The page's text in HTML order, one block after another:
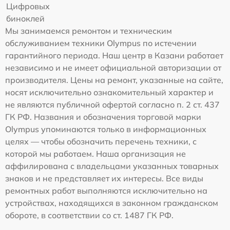
Цифровых
биноклей
Мы занимаемся ремонтом и техническим
обслуживанием техники Olympus по истечении
гарантийного периода. Наш центр в Казани работает
независимо и не имеет официальной авторизации от
производителя. Цены на ремонт, указанные на сайте,
носят исключительно ознакомительный характер и
не являются публичной офертой согласно п. 2 ст. 437
ГК РФ. Названия и обозначения торговой марки
Olympus упоминаются только в информационных
целях — чтобы обозначить перечень техники, с
которой мы работаем. Наша организация не
аффилирована с владельцами указанных товарных
знаков и не представляет их интересы. Все виды
ремонтных работ выполняются исключительно на
устройствах, находящихся в законном гражданском
обороте, в соответствии со ст. 1487 ГК РФ.